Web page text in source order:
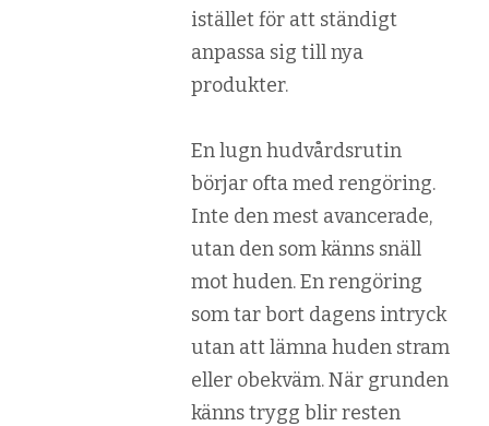
istället för att ständigt
anpassa sig till nya
produkter.
En lugn hudvårdsrutin
börjar ofta med rengöring.
Inte den mest avancerade,
utan den som känns snäll
mot huden. En rengöring
som tar bort dagens intryck
utan att lämna huden stram
eller obekväm. När grunden
känns trygg blir resten